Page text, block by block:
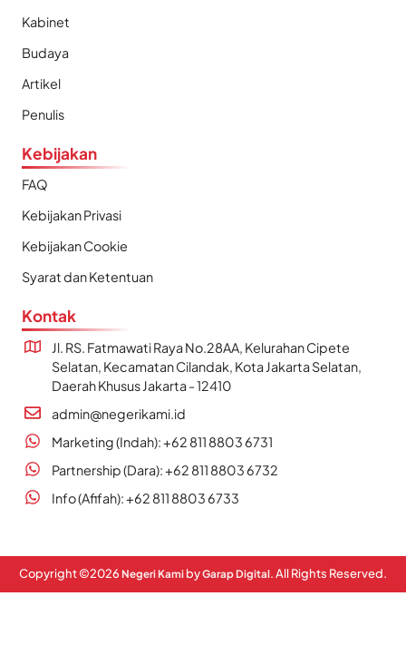
Kabinet
Budaya
Artikel
Penulis
Kebijakan
FAQ
Kebijakan Privasi
Kebijakan Cookie
Syarat dan Ketentuan
Kontak
Jl. RS. Fatmawati Raya No.28AA, Kelurahan Cipete
Selatan, Kecamatan Cilandak, Kota Jakarta Selatan,
Daerah Khusus Jakarta - 12410
admin@negerikami.id
Marketing (Indah): +62 811 8803 6731
Partnership (Dara): +62 811 8803 6732
Info (Afifah): +62 811 8803 6733
Copyright ©2026 Negeri Kami byGarap Digital. All Rights Reserved.